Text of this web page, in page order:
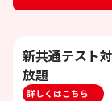
新共通テスト
放題
詳しくはこちら